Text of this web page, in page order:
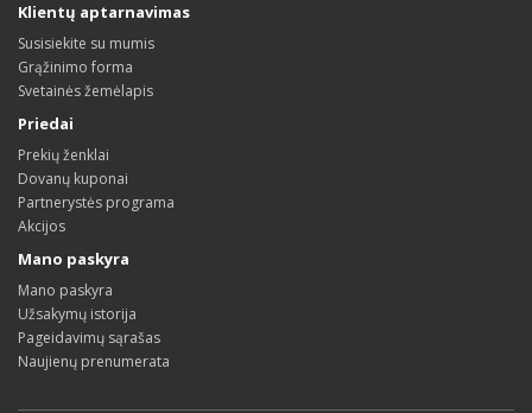
Klientų aptarnavimas
Susisiekite su mumis
Grąžinimo forma
Svetainės žemėlapis
Priedai
Prekių ženklai
Dovanų kuponai
Partnerystės programa
Akcijos
Mano paskyra
Mano paskyra
Užsakymų istorija
Pageidavimų sąrašas
Naujienų prenumerata